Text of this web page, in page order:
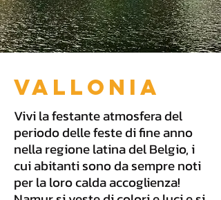
Vallonia
Vivi la festante atmosfera del
periodo delle feste di fine anno
nella regione latina del Belgio, i
cui abitanti sono da sempre noti
per la loro calda accoglienza!